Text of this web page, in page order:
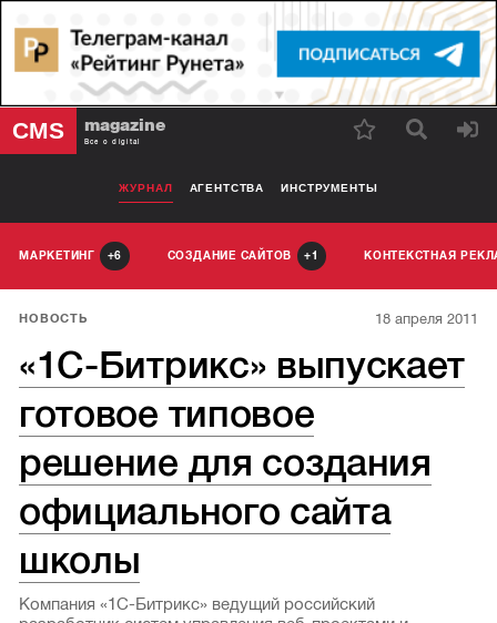
CMS magazine
Все о digital
ЖУРНАЛ АГЕНТСТВА ИНСТРУМЕНТЫ
МАРКЕТИНГ 6 СОЗДАНИЕ САЙТОВ 1 КОНТЕКСТНАЯ
НОВОСТЬ 18 апреля 2011
«1С-Битрикс» выпускает
готовое типовое
решение для создания
официального сайта
школы
Компания «1С-Битрикс» ведущий российский